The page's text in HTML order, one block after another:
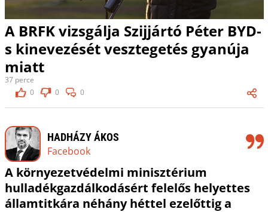
A BRFK vizsgálja Szijjártó Péter BYD-
s kinevezését vesztegetés gyanúja
miatt
37 perce
0
0 0
HADHÁZY ÁKOS
Facebook
A környezetvédelmi minisztérium
hulladékgazdálkodásért felelős helyettes
államtitkára néhány héttel ezelőttig a